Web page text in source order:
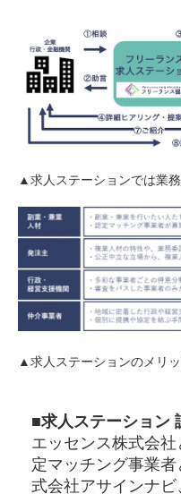
▲求人ステーションでは業
▲求人ステーションのメリッ
■求人ステーション
エッセンス株式会
定マッチング事業
式会社アサインナビ